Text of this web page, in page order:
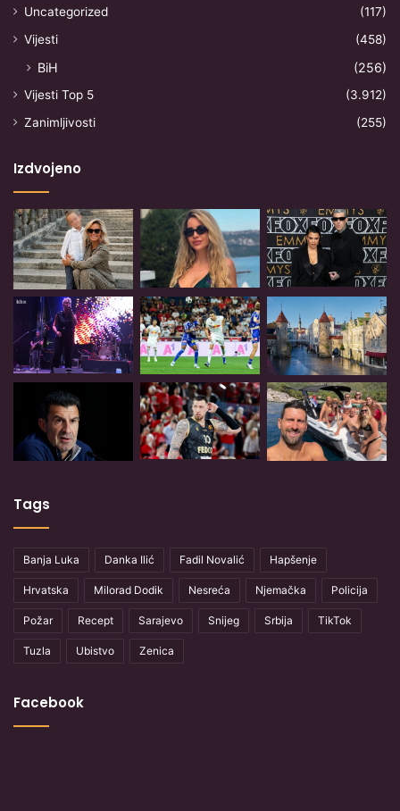
Uncategorized
(117)
Vijesti
(458)
BiH (256)
Vijesti Top 5
(3.912)
Zanimljivosti
(255)
Izdvojeno
Tags
Banja Luka Danka Ilić Fadil Novalić Hapšenje
Hrvatska Milorad Dodik Nesreća Njemačka Policija
Požar Recept Sarajevo Snijeg Srbija TikTok
Tuzla Ubistvo Zenica
Facebook